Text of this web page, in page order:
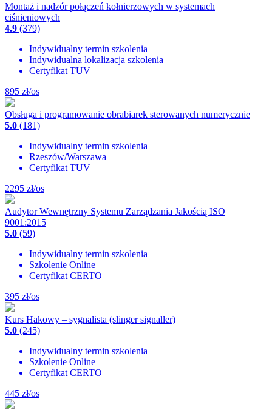
Montaż i nadzór połączeń kołnierzowych w systemach
ciśnieniowych
4.9 (379)
Indywidualny termin szkolenia
Indywidualna lokalizacja szkolenia
Certyfikat TUV
895 zł/os
Obsługa i programowanie obrabiarek sterowanych numerycznie
5.0 (181)
Indywidualny termin szkolenia
Rzeszów/Warszawa
Certyfikat TUV
2295 zł/os
Audytor Wewnętrzny Systemu Zarządzania Jakością ISO
9001:2015
5.0 (59)
Indywidualny termin szkolenia
Szkolenie Online
Certyfikat CERTO
395 zł/os
Kurs Hakowy – sygnalista (slinger signaller)
5.0 (245)
Indywidualny termin szkolenia
Szkolenie Online
Certyfikat CERTO
445 zł/os